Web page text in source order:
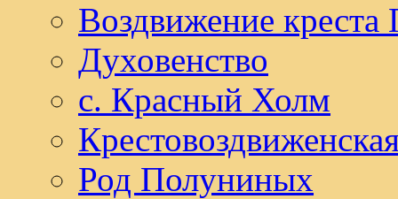
Воздвижение креста
Духовенство
с. Красный Холм
Род Полуниных